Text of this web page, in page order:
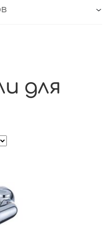
для